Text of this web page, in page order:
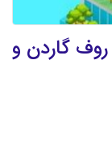
گاردن و